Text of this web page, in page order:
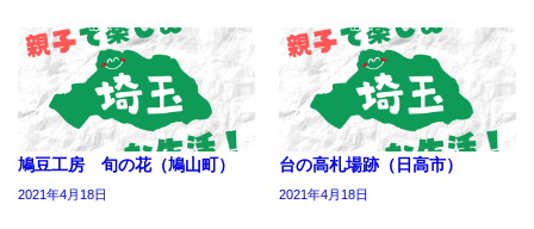
鳩豆工房 旬の花（鳩山町）
2021年4月18日
台の高札場跡（日高市）
2021年4月18日